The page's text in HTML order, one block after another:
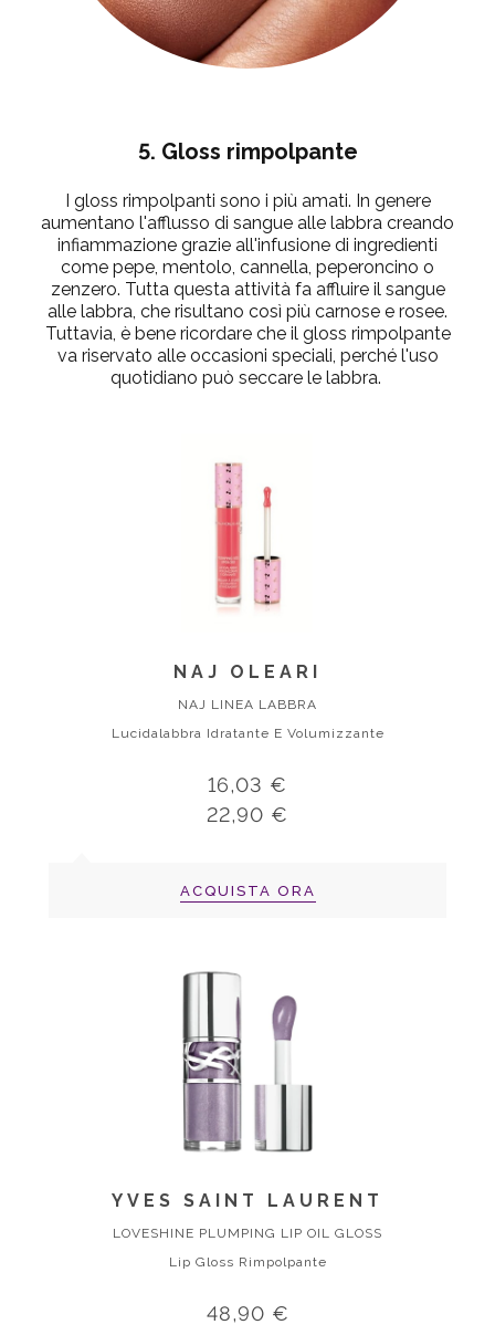
5. Gloss rimpolpante
I gloss rimpolpanti sono i più amati. In genere
aumentano l'afflusso di sangue alle labbra creando
infiammazione grazie all'infusione di ingredienti
come pepe, mentolo, cannella, peperoncino o
zenzero. Tutta questa attività fa affluire il sangue
alle labbra, che risultano così più carnose e rosee.
Tuttavia, è bene ricordare che il gloss rimpolpante
va riservato alle occasioni speciali, perché l'uso
quotidiano può seccare le labbra.
NAJ OLEARI
NAJ LINEA LABBRA
Lucidalabbra Idratante E Volumizzante
16,03 €
22,90 €
ACQUISTA ORA
YVES SAINT LAURENT
LOVESHINE PLUMPING LIP OIL GLOSS
Lip Gloss Rimpolpante
48,90 €